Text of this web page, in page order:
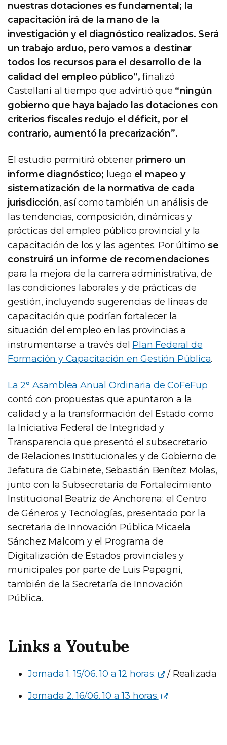
nuestras dotaciones es fundamental; la
capacitación irá de la mano de la
investigación y el diagnóstico realizados. Será
un trabajo arduo, pero vamos a destinar
todos los recursos para el desarrollo de la
calidad del empleo público”, finalizó
Castellani al tiempo que advirtió que “ningún
gobierno que haya bajado las dotaciones con
criterios fiscales redujo el déficit, por el
contrario, aumentó la precarización”.
El estudio permitirá obtener primero un
informe diagnóstico; luego el mapeo y
sistematización de la normativa de cada
jurisdicción, así como también un análisis de
las tendencias, composición, dinámicas y
prácticas del empleo público provincial y la
capacitación de los y las agentes. Por último se
construirá un informe de recomendaciones
para la mejora de la carrera administrativa, de
las condiciones laborales y de prácticas de
gestión, incluyendo sugerencias de líneas de
capacitación que podrían fortalecer la
situación del empleo en las provincias a
instrumentarse a través del Plan Federal de
Formación y Capacitación en Gestión Pública.
La 2° Asamblea Anual Ordinaria de CoFeFup
contó con propuestas que apuntaron a la
calidad y a la transformación del Estado como
la Iniciativa Federal de Integridad y
Transparencia que presentó el subsecretario
de Relaciones Institucionales y de Gobierno de
Jefatura de Gabinete, Sebastián Benítez Molas,
junto con la Subsecretaria de Fortalecimiento
Institucional Beatriz de Anchorena; el Centro
de Géneros y Tecnologías, presentado por la
secretaria de Innovación Pública Micaela
Sánchez Malcom y el Programa de
Digitalización de Estados provinciales y
municipales por parte de Luis Papagni,
también de la Secretaría de Innovación
Pública.
Links a Youtube
Jornada 1. 15/06. 10 a 12 horas.
/ Realizada
Jornada 2. 16/06. 10 a 13 horas.